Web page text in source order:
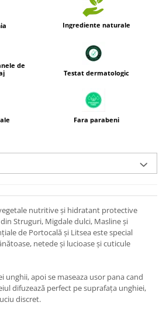
Ingrediente naturale
de
Testat dermatologic
Fara parabeni
nutritive și hidratant protective
Struguri, Migdale dulci, Masline și
de Portocală și Litsea este special
netede și lucioase și cuticule
unghii, apoi se maseaza usor pana cand
difuzează perfect pe suprafața unghiei,
discret.